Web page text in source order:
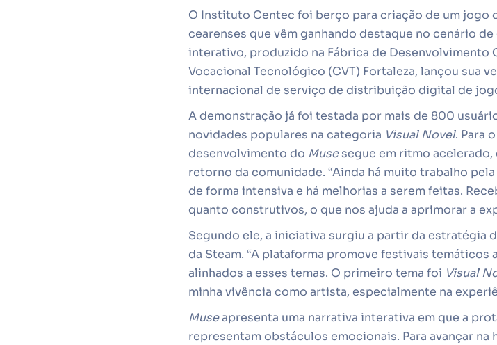
O Instituto Centec foi berço para criação de um jogo
cearenses que vêm ganhando destaque no cenário de
interativo, produzido na Fábrica de Desenvolvimento
Vocacional Tecnológico (CVT) Fortaleza, lançou sua
internacional de serviço de distribuição digital de
A demonstração já foi testada por mais de 800
novidades populares na categoria Visual Novel. Para
desenvolvimento do Musesegue em ritmo acelerado,
retorno da comunidade. “Ainda há muito trabalho
de forma intensiva e há melhorias a serem feitas.
quanto construtivos, o que nos ajuda a aprimorar a
Segundo ele, a iniciativa surgiu a partir da estratégia
da Steam. “A plataforma promove festivais
alinhados a esses temas. O primeiro tema foi Visual
minha vivência como artista, especialmente na
Museapresenta uma narrativa interativa em que a
representam obstáculos emocionais. Para avançar